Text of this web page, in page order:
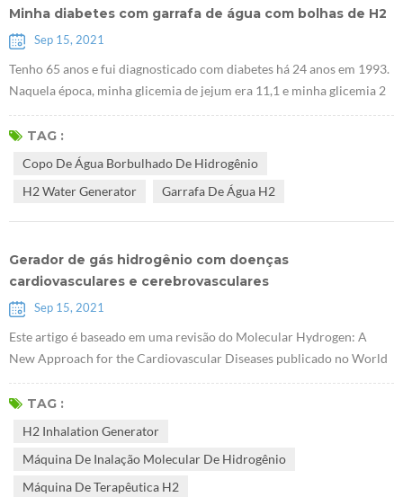
Minha diabetes com garrafa de água com bolhas de H2
Sep 15, 2021
Tenho 65 anos e fui diagnosticado com diabetes há 24 anos em 1993.
Naquela época, minha glicemia de jejum era 11,1 e minha glicemia 2
horas após a refeição era 15,8. O médico me prescreveu dois
medicamentos, PHENFORMINI HYDROCHLORIDUM e D aonil .
Depois de me comunicar com o médico, percebi que não existe
precisa tomar remédios par...
TAG :
Copo De Água Borbulhado De Hidrogênio
H2 Water Generator
Garrafa De Água H2
Gerador de gás hidrogênio com doenças
cardiovasculares e cerebrovasculares
Sep 15, 2021
Este artigo é baseado em uma revisão do Molecular Hydrogen: A
New Approach for the Cardiovascular Diseases publicado no World
Heart Journal por Viliam Mojto e outros da Kominas University na
República Tcheca em 2018. Resumo: Dieta ocidental, fumo e bebida
hiperlipidemia ...
TAG :
H2 Inhalation Generator
Máquina De Inalação Molecular De Hidrogênio
Máquina De Terapêutica H2